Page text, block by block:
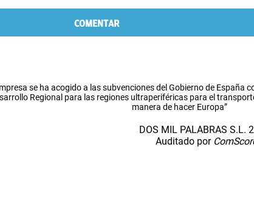
COMENTAR
se ha acogido a las subvenciones del Gobierno de España
Regional para las regiones ultraperiféricas para el
manera de hacer Europa”
DOS MIL PALABRAS S.L.
Auditado por